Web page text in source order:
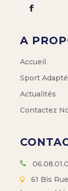
A
Accueil
Sport Adapté
Actualités
Contactez
61 Bis